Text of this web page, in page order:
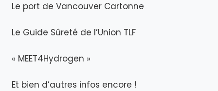
Le port de Vancouver Cartonne
Le Guide Sûreté de l’Union TLF
« MEET4Hydrogen »
Et bien d’autres infos encore !